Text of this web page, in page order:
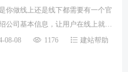
你做线上还是线下都需要有一个官
公司基本信息，让用户在线上就能
动态和你的产品信息，所以不管是
08-08 1176 建站帮助